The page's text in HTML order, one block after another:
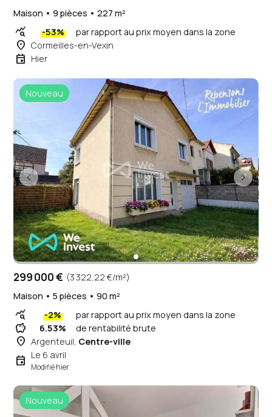
Maison • 9 pièces • 227 m²
query_stats -53% par rapport au prix moyen dans la zone
place Cormeilles-en-Vexin
event Hier
Nouveau
299 000 € (3 322,22 €/m²)
Maison • 5 pièces • 90 m²
query_stats -2% par rapport au prix moyen dans la zone
savings 6.53% de rentabilité brute
place Argenteuil, Centre-ville
event Le 6 avril
Modifié hier
Nouveau